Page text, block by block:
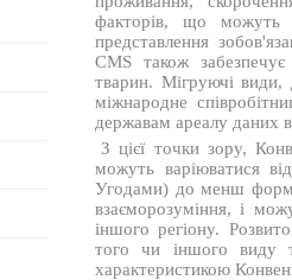
факторів, що можуть
представлення
CMS також
тварин. Мігруючі
міжнародне
державам ареалу даних
З цієї точки зору,
можуть варіюватися
Угодами) до менш
взаєморозуміння, і
іншого регіону.
того чи іншого виду
характеристикою